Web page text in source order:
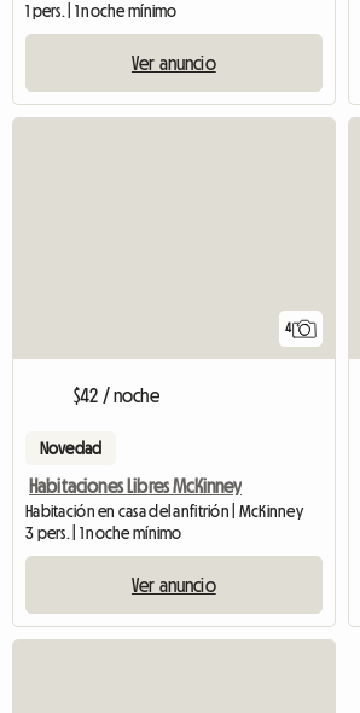
1 pers. | 1 noche mínimo
Ver anuncio
4
$42 / noche
Novedad
Habitaciones Libres McKinney
Habitación en casa del anfitrión | McKinney
3 pers. | 1 noche mínimo
Ver anuncio